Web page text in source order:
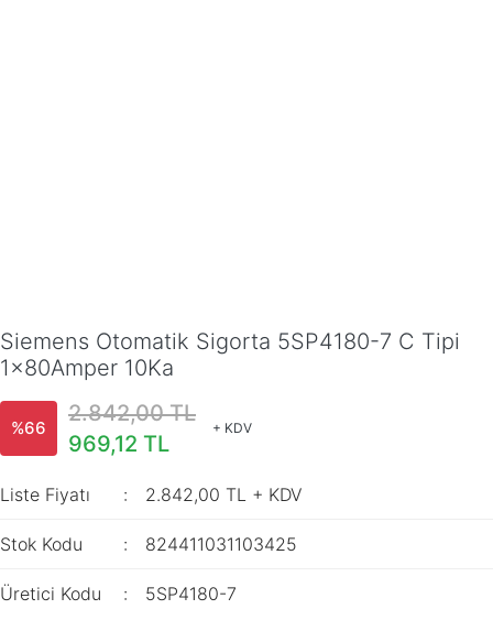
Siemens Otomatik Sigorta 5SP4180-7 C Tipi
1x80Amper 10Ka
%66
2.842,00 TL
969,12 TL
+ KDV
Liste Fiyatı 2.842,00 TL + KDV
Stok Kodu 824411031103425
Üretici Kodu 5SP4180-7